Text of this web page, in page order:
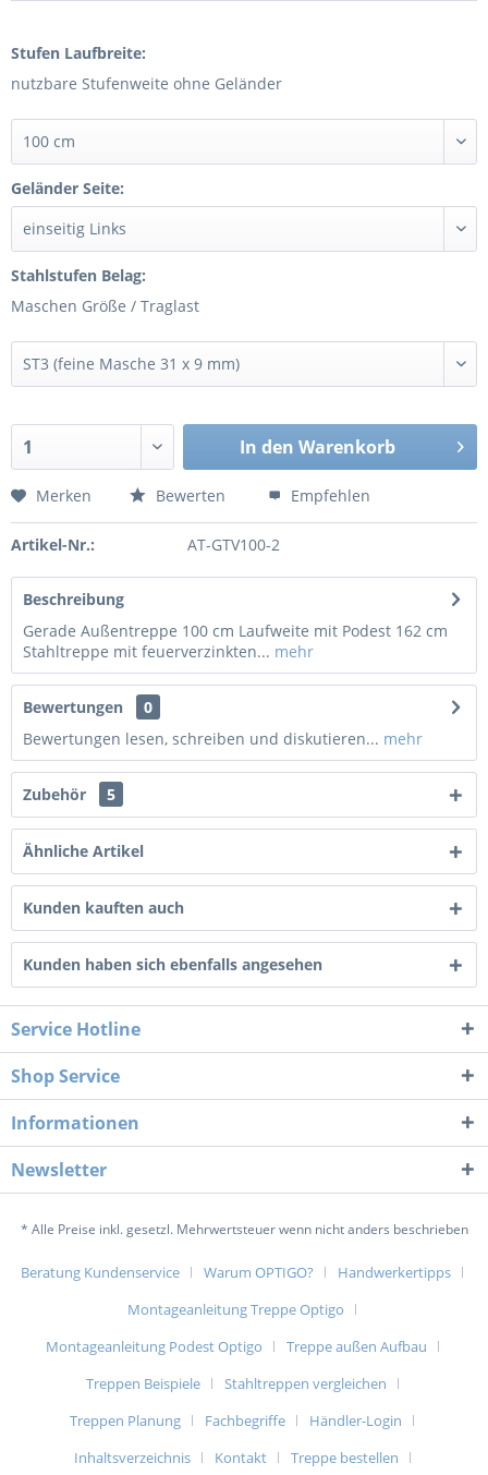
Stufen Laufbreite:
nutzbare Stufenweite ohne Geländer
Geländer Seite:
Stahlstufen Belag:
Maschen Größe / Traglast
In den Warenkorb
Merken Bewerten Empfehlen
Artikel-Nr.: AT-GTV100-2
Beschreibung
Gerade Außentreppe 100 cm Laufweite mit Podest 162 cm
Stahltreppe mit feuerverzinkten... mehr
Bewertungen
0
Bewertungen lesen, schreiben und diskutieren... mehr
Zubehör 5
Ähnliche Artikel
Kunden kauften auch
Kunden haben sich ebenfalls angesehen
Service Hotline
Shop Service
Informationen
Newsletter
* Alle Preise inkl. gesetzl. Mehrwertsteuer wenn nicht anders beschrieben
Beratung Kundenservice Warum OPTIGO?
Handwerkertipps
Montageanleitung Treppe Optigo
Montageanleitung Podest Optigo
Treppe außen Aufbau
Treppen Beispiele
Stahltreppen vergleichen
Treppen Planung
Fachbegriffe
Händler-Login
Inhaltsverzeichnis
Kontakt Treppe bestellen